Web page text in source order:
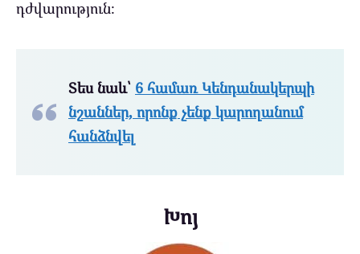
դժվարություն։
Տես նաև՝ 6 համառ Կենդանակերպի
նշաններ, որոնք չենք կարողանում
հանձնվել
Խոյ